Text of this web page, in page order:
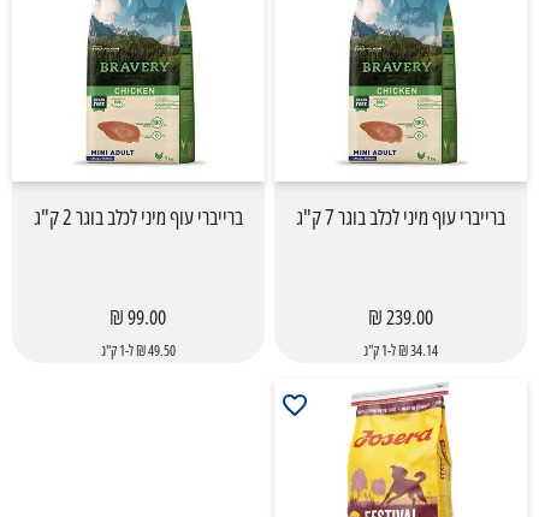
ברייברי עוף מיני לכלב בוגר 7 ק"ג
239.00 ₪
34.14 ₪ ל-1 ק"ג
ברייברי עוף מיני לכלב בוגר 2 ק"ג
99.00 ₪
49.50 ₪ ל-1 ק"ג